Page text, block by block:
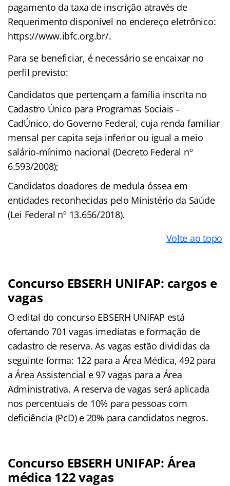
pagamento da taxa de inscrição através de
Requerimento disponível no endereço eletrônico:
https://www.ibfc.org.br/.
Para se beneficiar, é necessário se encaixar no
perfil previsto:
Candidatos que pertençam a família inscrita no
Cadastro Único para Programas Sociais ‐
CadÚnico, do Governo Federal, cuja renda familiar
mensal per capita seja inferior ou igual a meio
salário‐mínimo nacional (Decreto Federal nº
6.593/2008);
Candidatos doadores de medula óssea em
entidades reconhecidas pelo Ministério da Saúde
(Lei Federal nº 13.656/2018).
Volte ao topo
Concurso EBSERH UNIFAP: cargos e
vagas
O edital do concurso EBSERH UNIFAP está
ofertando 701 vagas imediatas e formação de
cadastro de reserva. As vagas estão divididas da
seguinte forma: 122 para a Área Médica, 492 para
a Área Assistencial e 97 vagas para a Área
Administrativa. A reserva de vagas será aplicada
nos percentuais de 10% para pessoas com
deficiência (PcD) e 20% para candidatos negros.
Concurso EBSERH UNIFAP: Área
médica 122 vagas